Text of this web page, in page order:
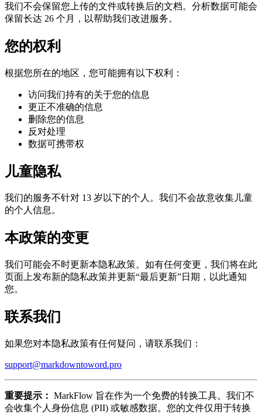
我们不会保留您上传的文件或转换后的文档。分析数据可能会
保留长达 26 个月，以帮助我们改进服务。
您的权利
根据您所在的地区，您可能拥有以下权利：
访问我们持有的关于您的信息
更正不准确的信息
删除您的信息
反对处理
数据可携带权
儿童隐私
我们的服务不针对 13 岁以下的个人。我们不会故意收集儿童
的个人信息。
本政策的变更
我们可能会不时更新本隐私政策。如有任何变更，我们将在此
页面上发布新的隐私政策并更新“最后更新”日期，以此通知
您。
联系我们
如果您对本隐私政策有任何疑问，请联系我们：
support@markdowntoword.pro
重要提示： MarkFlow 旨在作为一个免费的转换工具。我们不
会收集个人身份信息 (PII) 或敏感数据。您的文件仅用于转换